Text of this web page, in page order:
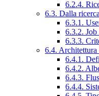
6.2.4.
6.3. Dalla
6.3.1.
6.3.2.
6.3.3.
6.4. Architettura
6.4.1.
6.4.2.
6.4.3.
6.4.4.